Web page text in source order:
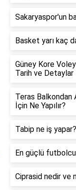
Sakaryaspor'un
Basket yarı kaç
Güney Kore
Tarih ve Detaylar
Teras Balkondan
İçin Ne Yapılır?
Tabip ne iş yapar?
En güçlü
Ciprasid nedir ve